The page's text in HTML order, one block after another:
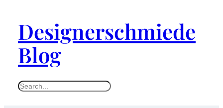
Designerschmiede
Blog
S